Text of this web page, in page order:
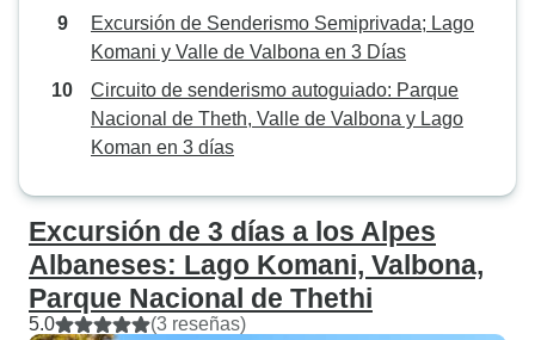
alojamientos eran básicos, eran
auténticos, acogedores y
exactamente lo que esperábamos.
Muchas gracias también a
Esmeralda, de LIT Travel & Tours,
que nos apoyó con paciencia y
viaje inolvidable para toda nuestra
familia. Recomendamos de todo
corazón LIT Travel & Tours a
cualquiera que ame la naturaleza,
Excursión de Senderismo Semiprivada; Lago
Komani y Valle de Valbona en 3 Días
Circuito de senderismo autoguiado: Parque
Nacional de Theth, Valle de Valbona y Lago
Koman en 3 días
Excursión de 3 días a los Alpes
Albaneses: Lago Komani, Valbona,
Parque Nacional de Thethi
5.0 (3 reseñas)